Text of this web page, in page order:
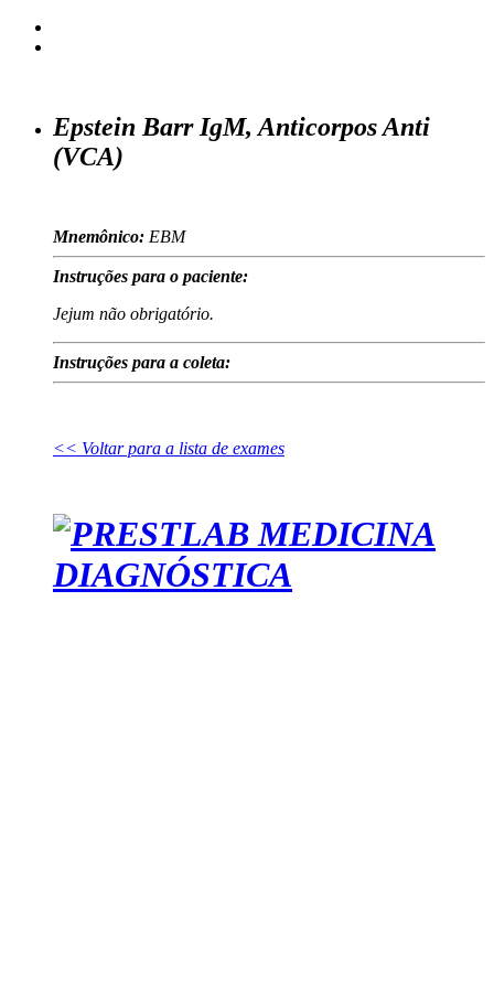
Epstein Barr IgM, Anticorpos Anti
(VCA)
Mnemônico: EBM
Instruções para o paciente:
Jejum não obrigatório.
Instruções para a coleta:
<< Voltar para a lista de exames